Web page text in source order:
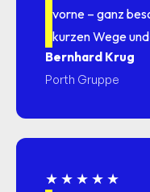
vorne – ganz
kurzen Wege
Bernhard Krug
Porth Gruppe
★★★★★